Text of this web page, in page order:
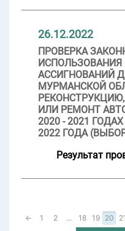
26.12.2022
ПРОВЕРКА
АССИГНОВАНИЙ
МУРМАНСКОЙ
ИЛИ РЕМОНТ
2020 - 2021
2022 ГОДА
Результат
← 1 2 ... 18 19 20 21